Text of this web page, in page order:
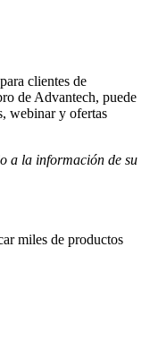
clientes de
de Advantech, puede
webinar y ofertas
a la información de su
miles de productos